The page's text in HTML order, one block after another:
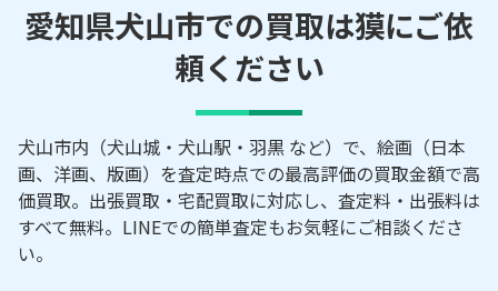
愛知県犬山市での買取は獏にご依
頼ください
犬山市内（犬山城・犬山駅・羽黒 など）で、絵画（日本
画、洋画、版画）を査定時点での最高評価の買取金額で高
価買取。出張買取・宅配買取に対応し、査定料・出張料は
すべて無料。LINEでの簡単査定もお気軽にご相談くださ
い。